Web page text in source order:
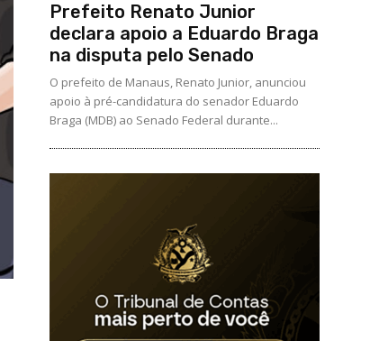
Prefeito Renato Junior
declara apoio a Eduardo Braga
na disputa pelo Senado
O prefeito de Manaus, Renato Junior, anunciou
apoio à pré-candidatura do senador Eduardo
Braga (MDB) ao Senado Federal durante...